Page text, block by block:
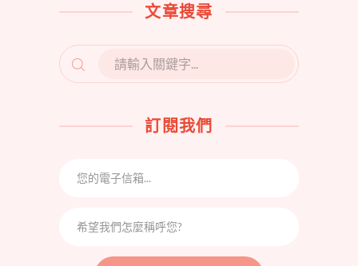
文章搜尋
SEARCH
FOR:
訂閱我們